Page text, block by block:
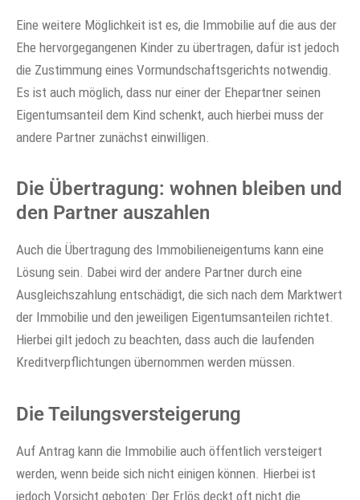
Eine weitere Möglichkeit ist es, die Immobilie auf die aus der
Ehe hervorgegangenen Kinder zu übertragen, dafür ist jedoch
die Zustimmung eines Vormundschaftsgerichts notwendig.
Es ist auch möglich, dass nur einer der Ehepartner seinen
Eigentumsanteil dem Kind schenkt, auch hierbei muss der
andere Partner zunächst einwilligen.
Die Übertragung: wohnen bleiben und
den Partner auszahlen
Auch die Übertragung des Immobilieneigentums kann eine
Lösung sein. Dabei wird der andere Partner durch eine
Ausgleichszahlung entschädigt, die sich nach dem Marktwert
der Immobilie und den jeweiligen Eigentumsanteilen richtet.
Hierbei gilt jedoch zu beachten, dass auch die laufenden
Kreditverpflichtungen übernommen werden müssen.
Die Teilungsversteigerung
Auf Antrag kann die Immobilie auch öffentlich versteigert
werden, wenn beide sich nicht einigen können. Hierbei ist
jedoch Vorsicht geboten: Der Erlös deckt oft nicht die